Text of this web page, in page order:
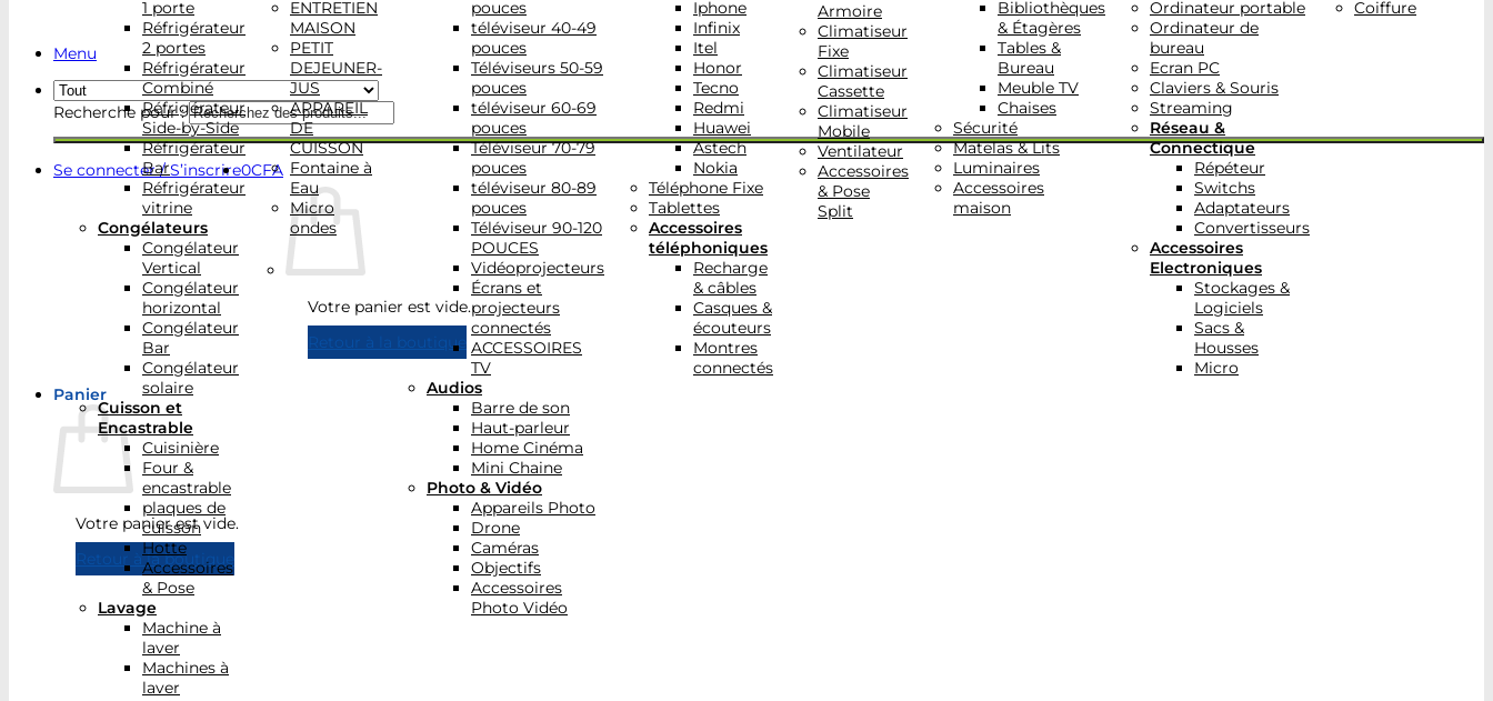
Menu
Recherche pour :
Se connecter / S’inscrire0CFA
Votre panier est vide.
Retour à la boutique
Panier
Votre panier est vide.
Retour à la boutique
1 porte
Réfrigérateur
2 portes
Réfrigérateur
Combiné
Réfrigérateur
Side-by-Side
Réfrigérateur
Bar
Réfrigérateur
vitrine
Congélateurs
Congélateur
Vertical
Congélateur
horizontal
Congélateur
Bar
Congélateur
solaire
Cuisson et
Encastrable
Cuisinière
Four &
encastrable
plaques de
cuisson
Hotte
Accessoires
& Pose
Lavage
Machine à
laver
Machines à
laver
ENTRETIEN
MAISON
PETIT
DEJEUNER-
JUS
APPAREIL
DE
CUISSON
Fontaine à
Eau
Micro
ondes
pouces
téléviseur 40-49
pouces
Téléviseurs 50-59
pouces
téléviseur 60-69
pouces
Téléviseur 70-79
pouces
téléviseur 80-89
pouces
Téléviseur 90-120
POUCES
Vidéoprojecteurs
Écrans et
projecteurs
connectés
ACCESSOIRES
TV
Audios
Barre de son
Haut-parleur
Home Cinéma
Mini Chaine
Photo & Vidéo
Appareils Photo
Drone
Caméras
Objectifs
Accessoires
Photo Vidéo
Iphone
Infinix
Itel
Honor
Tecno
Redmi
Huawei
Astech
Nokia
Téléphone Fixe
Tablettes
Accessoires
téléphoniques
Recharge
& câbles
Casques &
écouteurs
Montres
connectés
Armoire
Climatiseur
Fixe
Climatiseur
Cassette
Climatiseur
Mobile
Ventilateur
Accessoires
& Pose
Split
Bibliothèques
& Étagères
Tables &
Bureau
Meuble TV
Chaises
Sécurité
Matelas & Lits
Luminaires
Accessoires
maison
Ordinateur portable
Ordinateur de
bureau
Ecran PC
Claviers & Souris
Streaming
Réseau &
Connectique
Répéteur
Switchs
Adaptateurs
Convertisseurs
Accessoires
Electroniques
Stockages &
Logiciels
Sacs &
Housses
Micro
Coiffure